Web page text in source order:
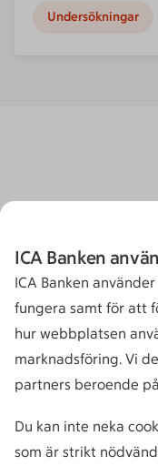
Undersökningar
ICA Banken
ICA Banken
fungera samt för att
hur webbplatsen
marknadsföring. Vi
partners beroende
Du kan inte neka
som är strikt